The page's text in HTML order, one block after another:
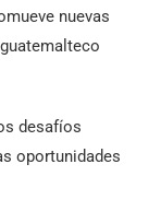
nuevas
desafíos
oportunidades